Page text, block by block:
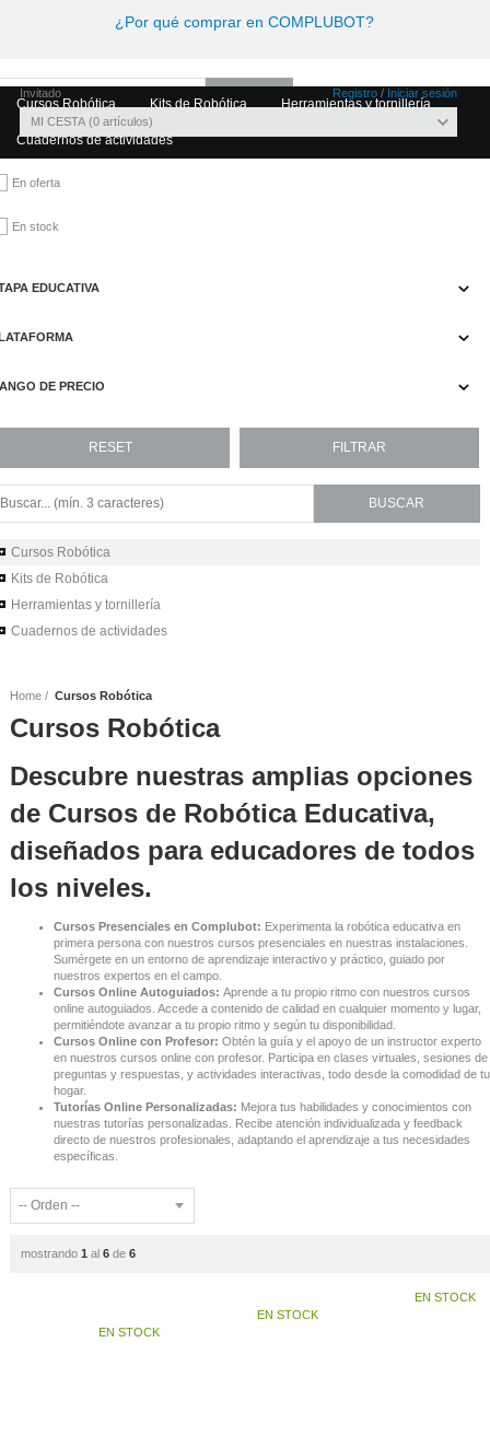
¿Por qué comprar en COMPLUBOT?
Invitado Registro / Iniciar sesión
MI CESTA 0 artículos
Cursos Robótica Kits de Robótica Herramientas y tornillería
Cuadernos de actividades
En oferta
En stock
EDUCATIVA
DE PRECIO
Cursos Robótica
Kits de Robótica
Herramientas y tornillería
Cuadernos de actividades
Home Cursos Robótica
Cursos Robótica
Descubre nuestras amplias opciones
de Cursos de Robótica Educativa,
diseñados para educadores de todos
los niveles.
Cursos Presenciales en Complubot: Experimenta la robótica educativa en
primera persona con nuestros cursos presenciales en nuestras instalaciones.
Sumérgete en un entorno de aprendizaje interactivo y práctico, guiado por
nuestros expertos en el campo.
Cursos Online Autoguiados: Aprende a tu propio ritmo con nuestros cursos
online autoguiados. Accede a contenido de calidad en cualquier momento y lugar,
permitiéndote avanzar a tu propio ritmo y según tu disponibilidad.
Cursos Online con Profesor: Obtén la guía y el apoyo de un instructor experto
en nuestros cursos online con profesor. Participa en clases virtuales, sesiones de
preguntas y respuestas, y actividades interactivas, todo desde la comodidad de tu
hogar.
Tutorías Online Personalizadas: Mejora tus habilidades y conocimientos con
nuestras tutorías personalizadas. Recibe atención individualizada y feedback
directo de nuestros profesionales, adaptando el aprendizaje a tus necesidades
específicas.
mostrando 1 al 6de 6
EN STOCK
EN STOCK
EN STOCK